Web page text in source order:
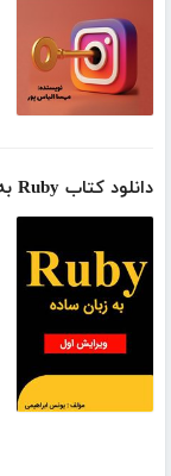
دانلود کتاب Ruby به زبان ساده